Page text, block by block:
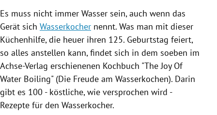
Untermenü
Untermenü
Es muss nicht immer Wasser sein, auch wenn das
Gerät sich Wasserkocher nennt. Was man mit dieser
Küchenhilfe, die heuer ihren 125. Geburtstag feiert,
so alles anstellen kann, findet sich in dem soeben im
Achse-Verlag erschienenen Kochbuch "The Joy Of
Water Boiling" (Die Freude am Wasserkochen). Darin
gibt es 100 - köstliche, wie versprochen wird -
Rezepte für den Wasserkocher.